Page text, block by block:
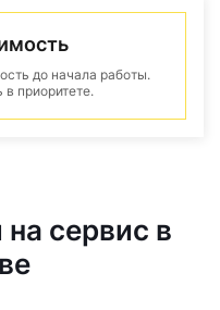
до начала работы.
в приоритете.
сервис в